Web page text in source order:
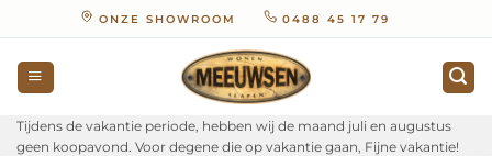
naar
inhoud
ONZE SHOWROOM 0488 45 17 79
Tijdens de vakantie periode, hebben wij de maand juli en augustus
geen koopavond. Voor degene die op vakantie gaan, Fijne vakantie!